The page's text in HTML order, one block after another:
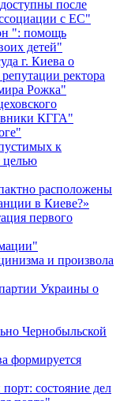
после
с ЕС"
": помощь
детей"
г. Киева о
ректора
Рожка"
КГГА"
к
целью
расположены
в Киеве?»
первого
и произвола
Украины о
Чернобыльской
формируется
состояние дел